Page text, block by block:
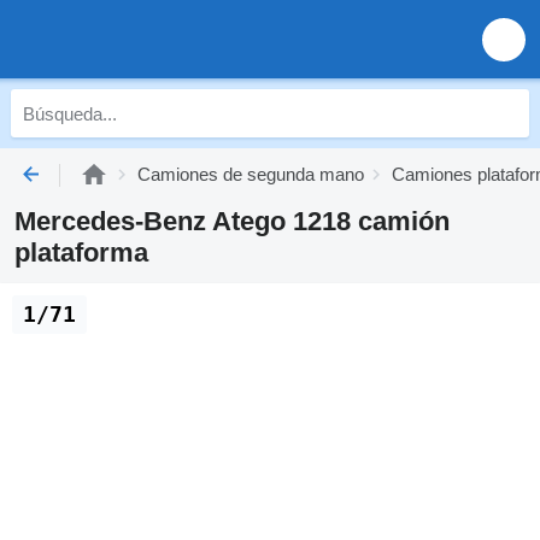
Camiones de segunda mano Camiones
Mercedes-Benz Atego 1218 camión
plataforma
1/71